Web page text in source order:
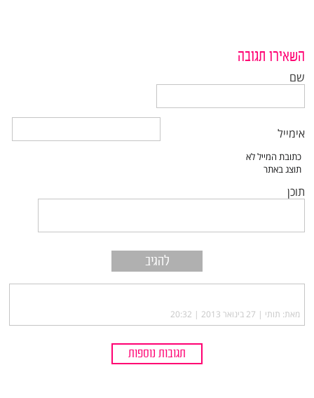
השאירו תגובה
שם
אימייל
תוכן
מאת: תותי |‏ 27 בינואר 2013 | 20:32
תגובות נוספות